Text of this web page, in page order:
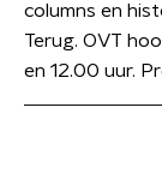
columns en
Terug. OVT
en 12.00 uur.